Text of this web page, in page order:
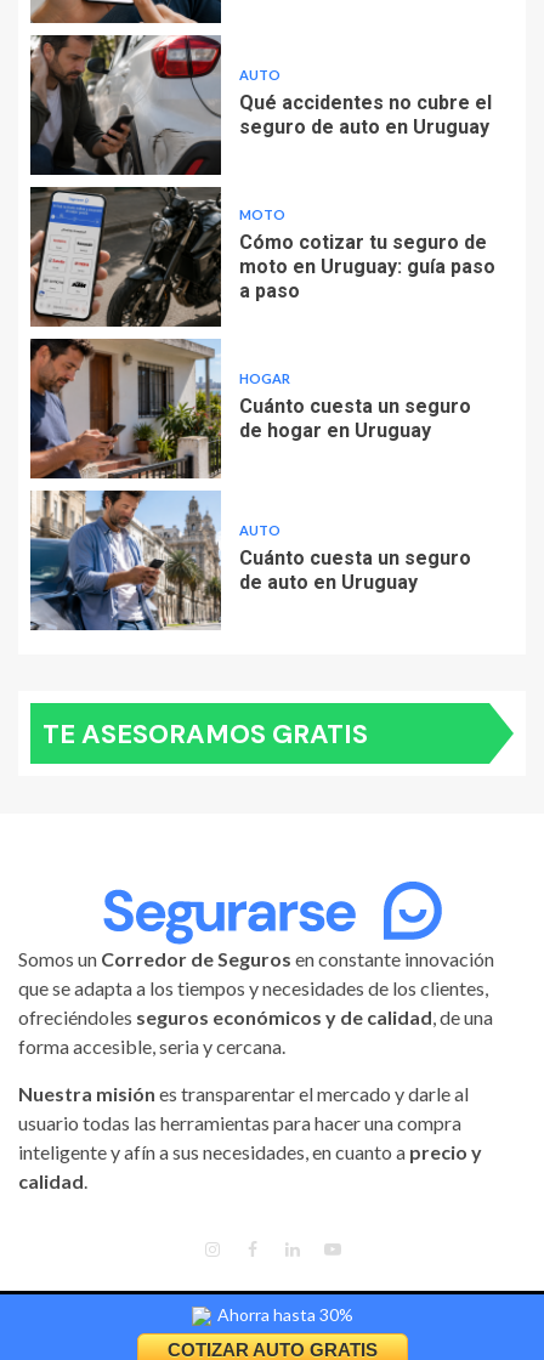
Ahorra hasta 30%
COTIZAR AUTO GRATIS
AUTO
Qué accidentes no cubre el
seguro de auto en Uruguay
MOTO
Cómo cotizar tu seguro de
moto en Uruguay: guía paso
a paso
HOGAR
Cuánto cuesta un seguro
de hogar en Uruguay
AUTO
Cuánto cuesta un seguro
de auto en Uruguay
TE ASESORAMOS GRATIS
Somos un Corredor de Seguros en constante innovación
que se adapta a los tiempos y necesidades de los clientes,
ofreciéndoles seguros económicos y de calidad, de una
forma accesible, seria y cercana.
Nuestra misión es transparentar el mercado y darle al
usuario todas las herramientas para hacer una compra
inteligente y afín a sus necesidades, en cuanto a precio y
calidad.
INSTAGRAM
FACEBOOK
LINKEDIN
YOUTUBE
Segurarse | Todos los derechos reservados.
themes.